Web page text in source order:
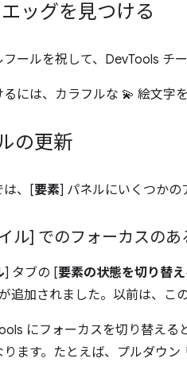
ッグを見つける
ールを祝して、DevTools チ
には、カラフルな 💫 絵文字
の更新
は、[要素] パネルにいくつかの
ル] でのフォーカスの
] タブの [要素の状態を切り替え
追加されました。以前は、こ
にフォーカスを切り替え
ます。たとえば、プルダウ